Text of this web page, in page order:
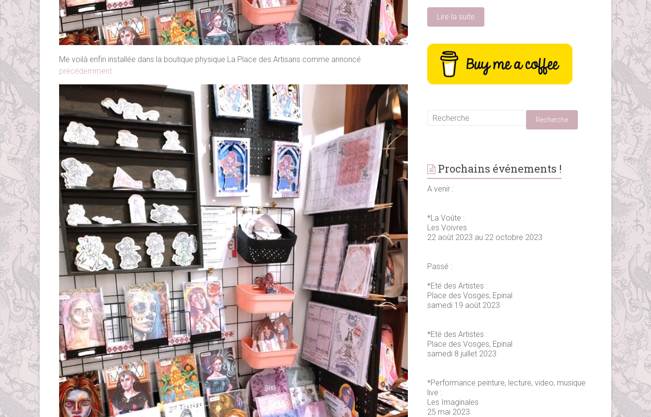
Me voilà enfin installée dans la boutique physique La Place des Artisans comme annoncé
précédemment.
Lire la suite
Prochains événements !
A venir :
*La Voûte :
Les Voivres
22 août 2023 au 22 octobre 2023
Passé :
*Eté des Artistes :
Place des Vosges, Epinal
samedi 19 août 2023
*Eté des Artistes :
Place des Vosges, Epinal
samedi 8 juillet 2023
*Performance peinture, lecture, video, musique
live :
Les Imaginales
25 mai 2023